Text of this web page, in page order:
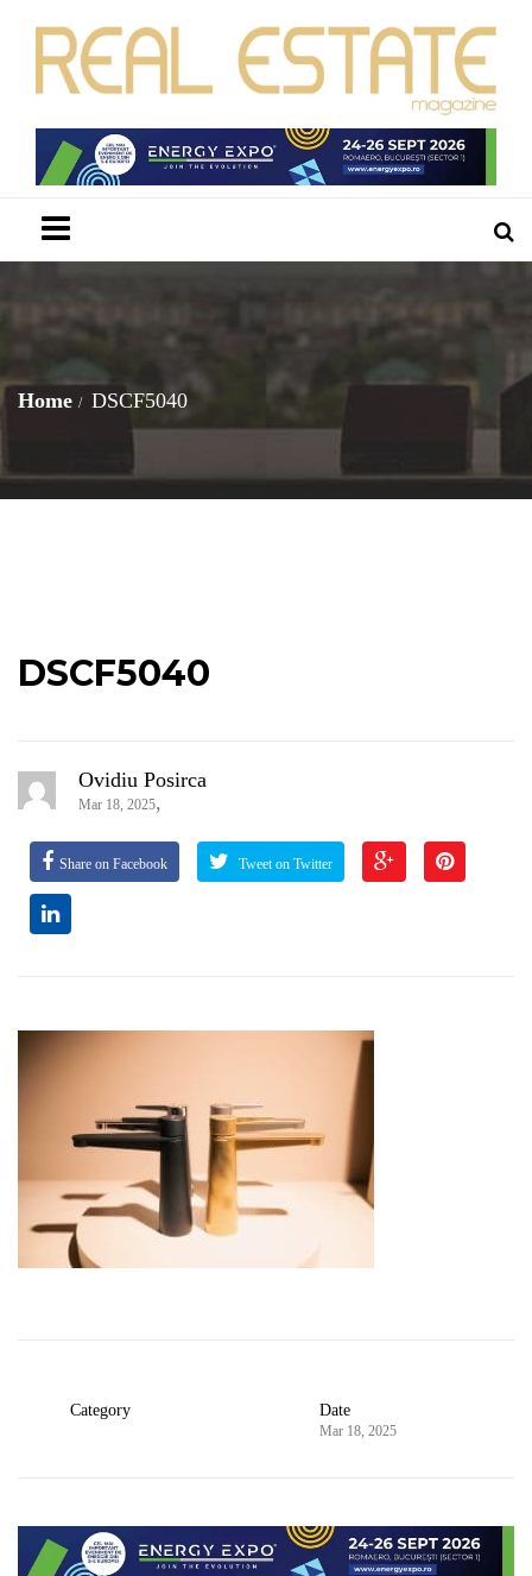
Home DSCF5040
DSCF5040
Ovidiu Posirca
Mar 18, 2025,
Share on Facebook Tweet on Twitter
Category Date
Mar 18, 2025